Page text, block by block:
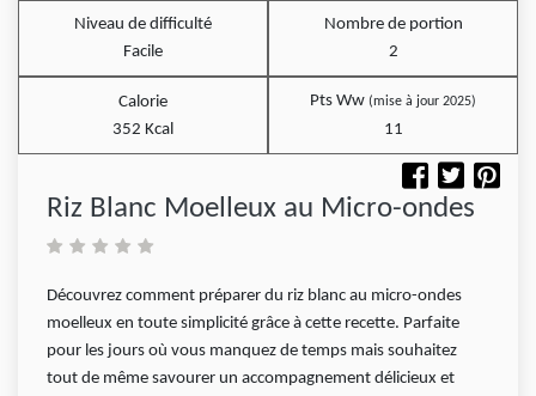
Niveau de difficulté
Facile
Nombre de portion
2
Calorie
352 Kcal
Pts Ww (mise à jour 2025)
11
Riz Blanc Moelleux au Micro-ondes
Découvrez comment préparer du riz blanc au micro-ondes
moelleux en toute simplicité grâce à cette recette. Parfaite
pour les jours où vous manquez de temps mais souhaitez
tout de même savourer un accompagnement délicieux et